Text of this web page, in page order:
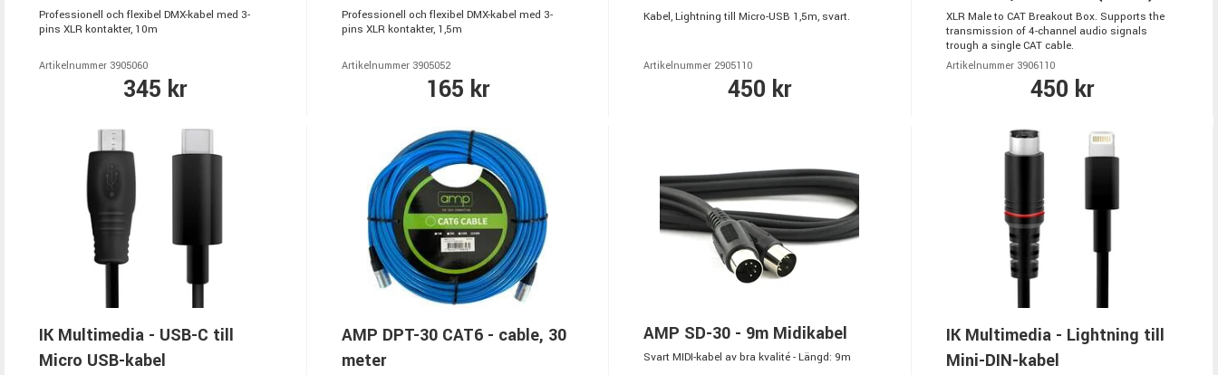
Professionell och flexibel DMX-kabel med 3-
pins XLR kontakter, 10m
Artikelnummer 3905060
345 kr
Professionell och flexibel DMX-kabel med 3-
pins XLR kontakter, 1,5m
Artikelnummer 3905052
165 kr
Kabel, Lightning till Micro-USB 1,5m, svart.
Artikelnummer 2905110
450 kr
XLR Male to CAT Breakout Box. Supports the
transmission of 4-channel audio signals
trough a single CAT cable.
Artikelnummer 3906110
450 kr
IK Multimedia - USB-C till
Micro USB-kabel
AMP DPT-30 CAT6 - cable, 30
meter
AMP SD-30 - 9m Midikabel
Svart MIDI-kabel av bra kvalité - Längd: 9m
IK Multimedia - Lightning till
Mini-DIN-kabel